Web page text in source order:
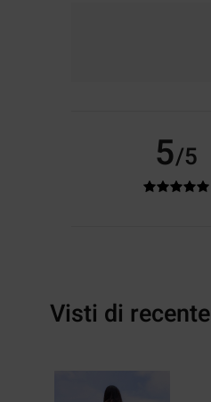
5/5
Visti di recente